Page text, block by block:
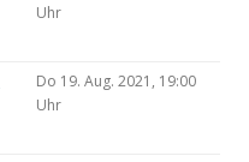
Uhr
Do 19. Aug. 2021, 19:00
Uhr